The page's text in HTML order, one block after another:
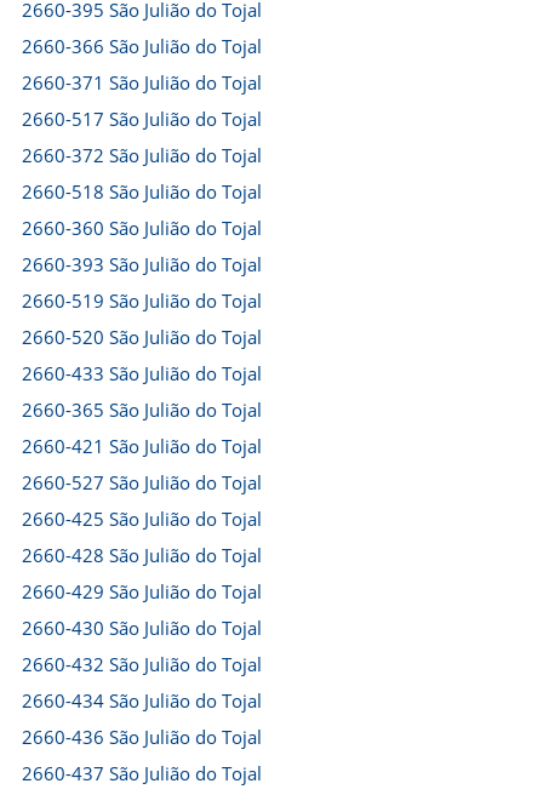
2660-395 São Julião do Tojal
2660-366 São Julião do Tojal
2660-371 São Julião do Tojal
2660-517 São Julião do Tojal
2660-372 São Julião do Tojal
2660-518 São Julião do Tojal
2660-360 São Julião do Tojal
2660-393 São Julião do Tojal
2660-519 São Julião do Tojal
2660-520 São Julião do Tojal
2660-433 São Julião do Tojal
2660-365 São Julião do Tojal
2660-421 São Julião do Tojal
2660-527 São Julião do Tojal
2660-425 São Julião do Tojal
2660-428 São Julião do Tojal
2660-429 São Julião do Tojal
2660-430 São Julião do Tojal
2660-432 São Julião do Tojal
2660-434 São Julião do Tojal
2660-436 São Julião do Tojal
2660-437 São Julião do Tojal